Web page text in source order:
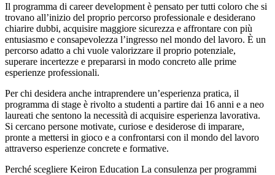
Il programma di career development è pensato per tutti coloro che si
trovano all’inizio del proprio percorso professionale e desiderano
chiarire dubbi, acquisire maggiore sicurezza e affrontare con più
entusiasmo e consapevolezza l’ingresso nel mondo del lavoro. È un
percorso adatto a chi vuole valorizzare il proprio potenziale,
superare incertezze e prepararsi in modo concreto alle prime
esperienze professionali.
Per chi desidera anche intraprendere un’esperienza pratica, il
programma di stage è rivolto a studenti a partire dai 16 anni e a neo
laureati che sentono la necessità di acquisire esperienza lavorativa.
Si cercano persone motivate, curiose e desiderose di imparare,
pronte a mettersi in gioco e a confrontarsi con il mondo del lavoro
attraverso esperienze concrete e formative.
Perché scegliere Keiron Education La consulenza per programmi